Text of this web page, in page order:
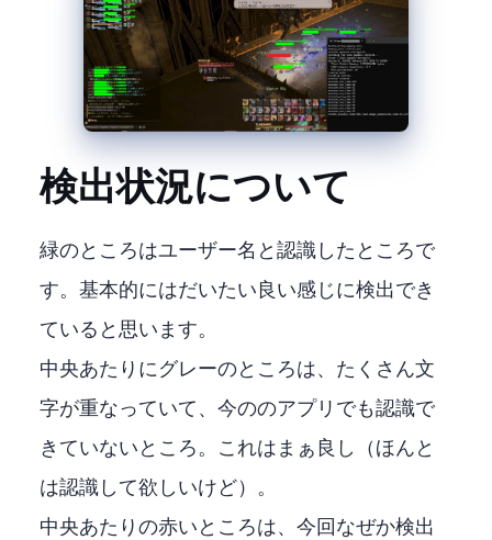
検出状況について
緑のところはユーザー名と認識したところで
す。基本的にはだいたい良い感じに検出でき
ていると思います。
中央あたりにグレーのところは、たくさん文
字が重なっていて、今のPythonのアプリでも認識で
きていないところ。これはまぁ良し（ほんと
は認識して欲しいけど）。
中央あたりの赤いところは、今回なぜか検出